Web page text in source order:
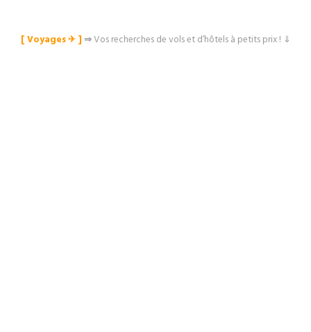
[ Voyages ✈︎ ]⇒Vos recherches de vols et d’hôtels à petits prix ! ⇓